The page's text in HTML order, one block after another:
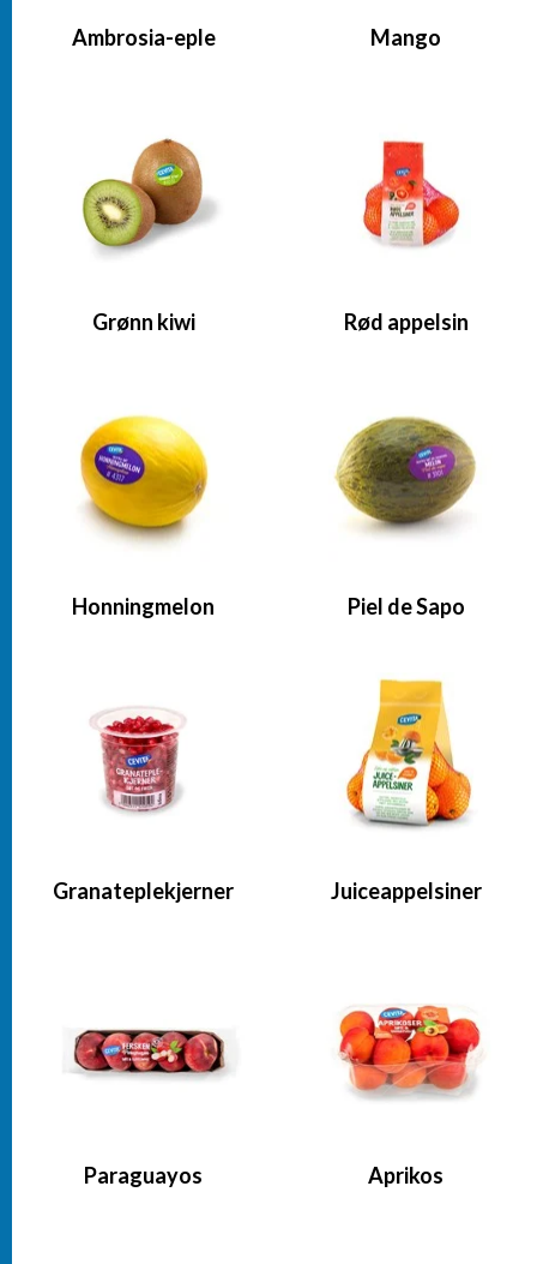
Ambrosia-eple Mango
Grønn kiwi Rød appelsin
Honningmelon Piel de Sapo
Granateplekjerner Juiceappelsiner
Paraguayos Aprikos